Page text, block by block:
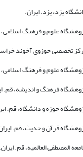
یزد، یزد. ایران.
علوم و فرهنگ اسلامی،
تخصصی حوزوی آخوند
علوم و فرهنگ اسلامی،
فرهنگ و اندیشه، قم.
حوزه و دانشگاه، قم.
قرآن و حدیث، قم.
المصطفی العالمیه، قم. ایران.